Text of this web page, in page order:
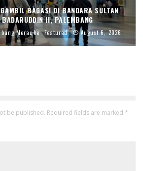
BAGASI DI BANDARA SULTAN
BADARUDDIN II, PALEMBANG
Merauke Featured August 6, 2026
be published. Required fields are marked *